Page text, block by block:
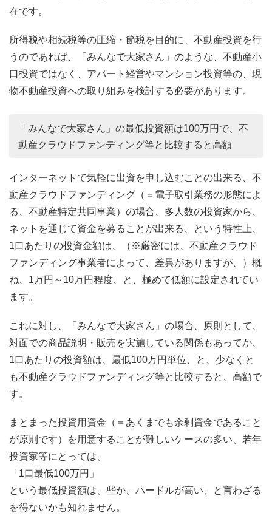
在です。
所得税や相続税等の圧縮・節税を目的に、不動産投資を行
うのであれば、「みんなで大家さん」のような、不動産小
口投資ではなく、アパート経営やマンション投資等の、現
物不動産投資への取り組みを検討する必要があります。
「みんなで大家さん」の最低投資額は100万円で、不
動産クラウドファンディング等と比較すると高額
インターネットで気軽に出資を申し込むことの出来る、不
動産クラウドファンディング（＝電子取引業務の形態によ
る、不動産特定共同事業）の場合、多人数の投資家から、
ネットを通じて資金を募ることが出来る、という特性上、
1口あたりの投資金額は、（※厳密には、不動産クラウド
ファンディング事業者によって、差異がありますが、）概
ね、1万円～10万円程度、と、極めて低額に設定されてい
ます。
これに対し、「みんなで大家さん」の場合、原則として、
対面での商品説明・販売を実施している関係もあってか、
1口あたりの投資額は、最低100万円単位、と、少なくと
も不動産クラウドファンディング等と比較すると、高額で
す。
まとまった投資用資金（＝あくまでも余剰資金であること
が原則です）を用意することが難しいケースの多い、若年
投資家等にとっては、
「1口最低100万円」
という最低投資額は、些か、ハードルが高い、と言わざる
を得ないかも知れません。